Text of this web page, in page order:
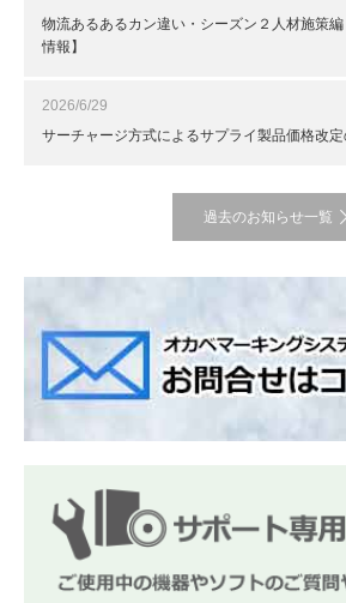
物流あるあるカン違い・シーズン２人材施策
情報】
2026/6/29
サーチャージ方式によるサプライ製品価格改定
過去のお知らせ一覧